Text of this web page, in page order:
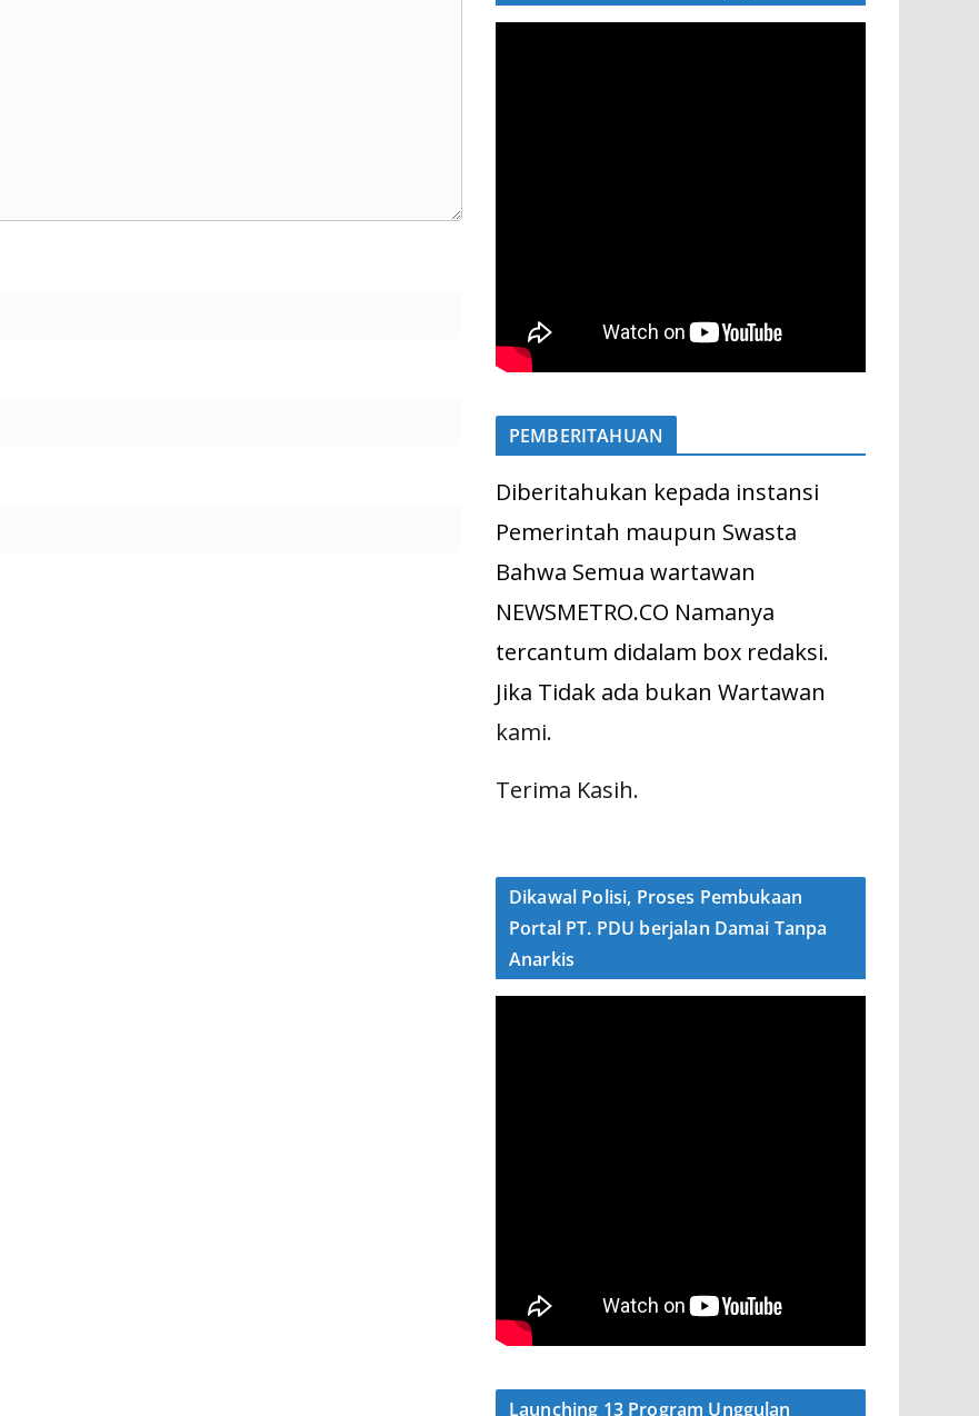
PEMBERITAHUAN
Diberitahukan kepada instansi
Pemerintah maupun Swasta
Bahwa Semua wartawan
NEWSMETRO.CO Namanya
tercantum didalam box redaksi.
Jika Tidak ada bukan Wartawan
kami.
Terima Kasih.
Dikawal Polisi, Proses Pembukaan
Portal PT. PDU berjalan Damai Tanpa
Anarkis
Launching 13 Program Unggulan